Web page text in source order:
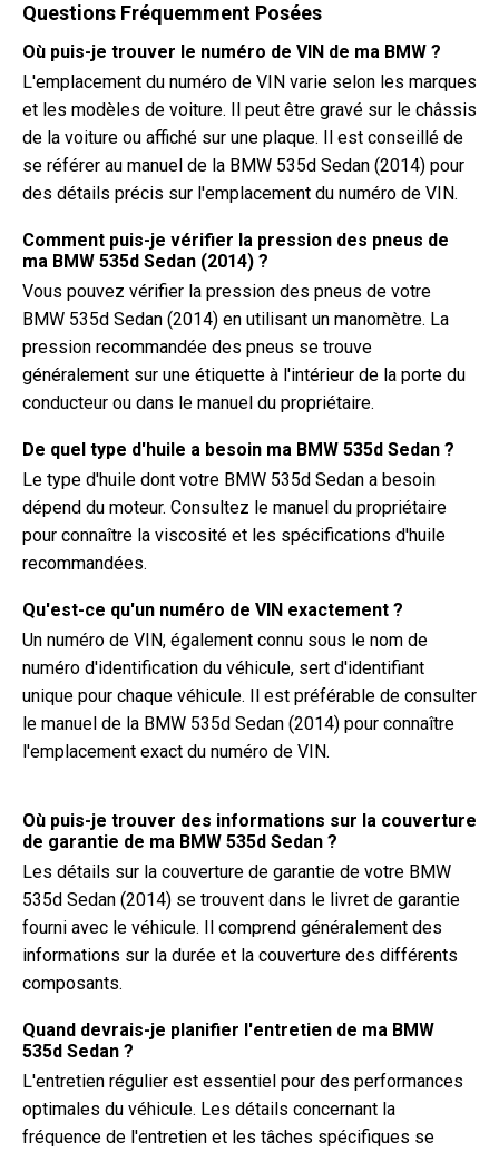
Questions Fréquemment Posées
Où puis-je trouver le numéro de VIN de ma BMW ?
L'emplacement du numéro de VIN varie selon les marques
et les modèles de voiture. Il peut être gravé sur le châssis
de la voiture ou affiché sur une plaque. Il est conseillé de
se référer au manuel de la BMW 535d Sedan (2014) pour
des détails précis sur l'emplacement du numéro de VIN.
Comment puis-je vérifier la pression des pneus de
ma BMW 535d Sedan (2014) ?
Vous pouvez vérifier la pression des pneus de votre
BMW 535d Sedan (2014) en utilisant un manomètre. La
pression recommandée des pneus se trouve
généralement sur une étiquette à l'intérieur de la porte du
conducteur ou dans le manuel du propriétaire.
De quel type d'huile a besoin ma BMW 535d Sedan ?
Le type d'huile dont votre BMW 535d Sedan a besoin
dépend du moteur. Consultez le manuel du propriétaire
pour connaître la viscosité et les spécifications d'huile
recommandées.
Qu'est-ce qu'un numéro de VIN exactement ?
Un numéro de VIN, également connu sous le nom de
numéro d'identification du véhicule, sert d'identifiant
unique pour chaque véhicule. Il est préférable de consulter
le manuel de la BMW 535d Sedan (2014) pour connaître
l'emplacement exact du numéro de VIN.
Où puis-je trouver des informations sur la couverture
de garantie de ma BMW 535d Sedan ?
Les détails sur la couverture de garantie de votre BMW
535d Sedan (2014) se trouvent dans le livret de garantie
fourni avec le véhicule. Il comprend généralement des
informations sur la durée et la couverture des différents
composants.
Quand devrais-je planifier l'entretien de ma BMW
535d Sedan ?
L'entretien régulier est essentiel pour des performances
optimales du véhicule. Les détails concernant la
fréquence de l'entretien et les tâches spécifiques se